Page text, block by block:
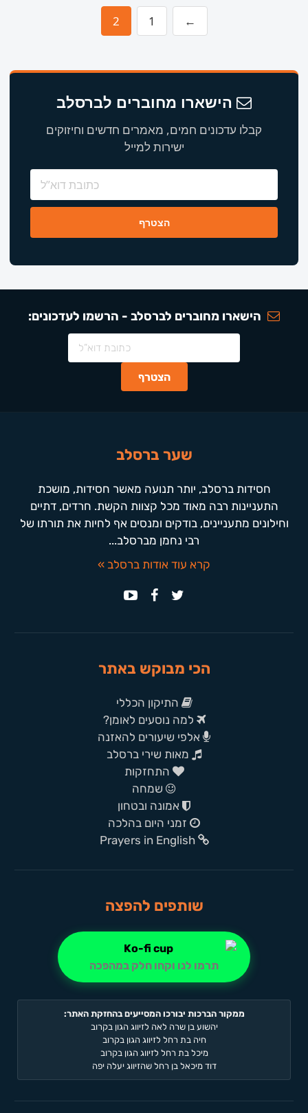
←
1
2
הישארו מחוברים לברסלב
קבלו עדכונים חמים, מאמרים חדשים וחיזוקים
ישירות למייל
הישארו מחוברים לברסלב - הרשמו לעדכונים:
שער ברסלב
חסידות ברסלב, יותר תנועה מאשר חסידות, מושכת
התעניינות רבה מאוד מכל קצוות הקשת. חרדים, דתיים
וחילונים מתעניינים, בודקים ומנסים אף לחיות את תורתו של
רבי נחמן מברסלב...
קרא עוד אודות ברסלב »
הכי מבוקש באתר
התיקון הכללי
למה נוסעים לאומן?
אלפי שיעורים להאזנה
מאות שירי ברסלב
התחזקות
שמחה
אמונה ובטחון
זמני היום בהלכה
Prayers in English
שותפים להפצה
תרמו לנו וקחו חלק במהפכה
ממקור הברכות יבורכו המסייעים בהחזקת האתר:
יהשוע בן שרה לאה לזיווג הגון בקרוב
חיה בת רחל לזיווג הגון בקרוב
מיכל בת רחל לזיווג הגון בקרוב
דוד מיכאל בן רחל שהזיווג יעלה יפה